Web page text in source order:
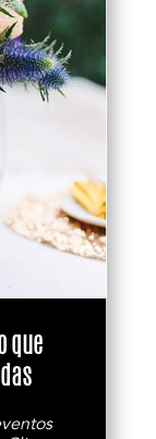
que